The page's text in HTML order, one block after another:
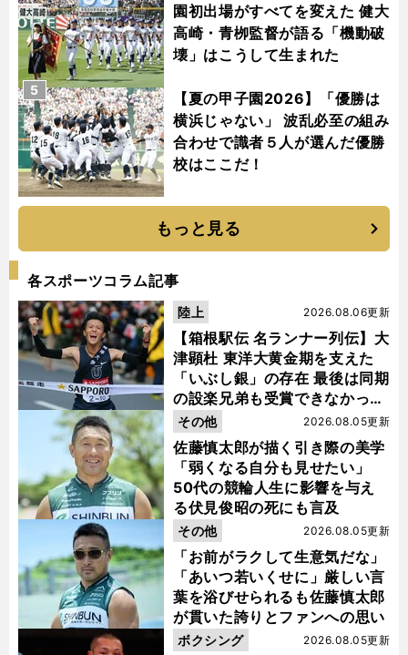
園初出場がすべてを変えた 健大
高崎・青栁監督が語る「機動破
壊」はこうして生まれた
【夏の甲子園2026】「優勝は
横浜じゃない」 波乱必至の組み
合わせで識者５人が選んだ優勝
校はここだ！
5
もっと見る
各スポーツコラム記事
【箱根駅伝 名ランナー列伝】大
津顕杜 東洋大黄金期を支えた
「いぶし銀」の存在 最後は同期
の設楽兄弟も受賞できなかった
金栗杯に輝く
2026.08.06更新
陸上
佐藤慎太郎が描く引き際の美学
「弱くなる自分も見せたい」
50代の競輪人生に影響を与え
る伏見俊昭の死にも言及
2026.08.05更新
その他
「お前がラクして生意気だな」
「あいつ若いくせに」厳しい言
葉を浴びせられるも佐藤慎太郎
が貫いた誇りとファンへの思い
2026.08.05更新
その他
2026.08.05更新
ボクシング